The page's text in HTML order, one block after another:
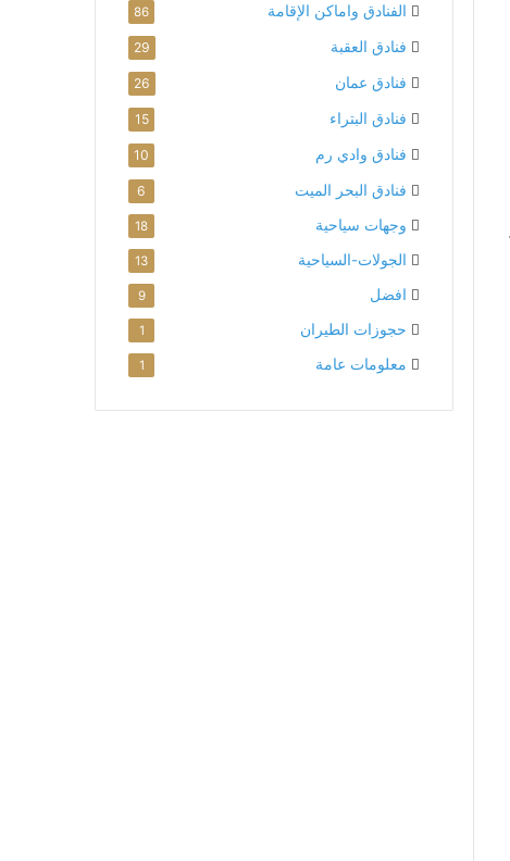
الفنادق واماكن الإقامة 86
فنادق العقبة 29
فنادق عمان 26
فنادق البتراء 15
فنادق وادي رم 10
فنادق البحر الميت 6
وجهات سياحية 18
الجولات-السياحية 13
افضل 9
حجوزات الطيران 1
معلومات عامة 1